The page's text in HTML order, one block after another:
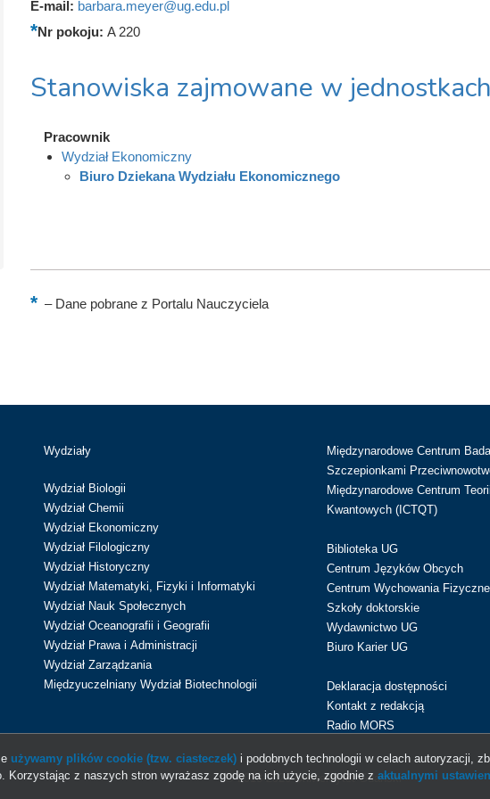
E-mail: barbara.meyer@ug.edu.pl
Nr pokoju: A 220
Stanowiska zajmowane w jednostkach
Pracownik
Wydział Ekonomiczny
Biuro Dziekana Wydziału Ekonomicznego
–Dane pobrane z Portalu Nauczyciela
Wydziały
Wydział Biologii
Wydział Chemii
Wydział Ekonomiczny
Wydział Filologiczny
Wydział Historyczny
Wydział Matematyki, Fizyki i Informatyki
Wydział Nauk Społecznych
Wydział Oceanografii i Geografii
Wydział Prawa i Administracji
Wydział Zarządzania
Międzyuczelniany Wydział Biotechnologii
Międzynarodowe Centrum
Szczepionkami
Międzynarodowe Centrum
Kwantowych (ICTQT)
Biblioteka UG
Centrum Języków Obcych
Centrum Wychowania
Szkoły doktorskie
Wydawnictwo UG
Biuro Karier UG
Deklaracja dostępności
Kontakt z redakcją
Radio MORS
© 2013-2026 Uniwersytet Gdański
używamy plików cookie (tzw. ciasteczek)i podobnych technologii w celach autoryzacji,
Korzystając z naszych stron wyrażasz zgodę na ich użycie, zgodnie z aktualnymi